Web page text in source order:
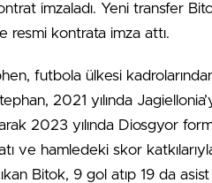
imzaladı. Yeni transfer
resmi kontrata imza attı.
futbola ülkesi
2021 yılında
2023 yılında Diosgyor
ve hamledeki skor
Bitok, 9 gol atıp 19 da asist